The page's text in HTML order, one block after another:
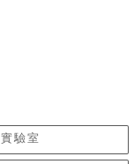
實驗室